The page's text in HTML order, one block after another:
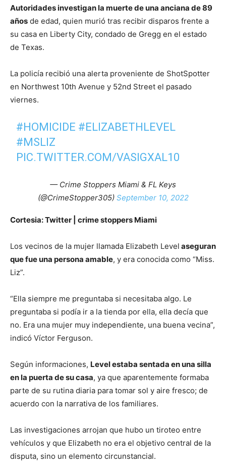
Autoridades investigan la muerte de una anciana de 89
años de edad, quien murió tras recibir disparos frente a
su casa en Liberty City, condado de Gregg en el estado
de Texas.
La policía recibió una alerta proveniente de ShotSpotter
en Northwest 10th Avenue y 52nd Street el pasado
viernes.
#HOMICIDE #ELIZABETHLEVEL
#MSLIZ
PIC.TWITTER.COM/VASIGXAL10
— Crime Stoppers Miami & FL Keys
(@CrimeStopper305) September 10, 2022
Cortesia: Twitter | crime stoppers Miami
Los vecinos de la mujer llamada Elizabeth Level aseguran
que fue una persona amable, y era conocida como “Miss.
Liz”.
“Ella siempre me preguntaba si necesitaba algo. Le
preguntaba si podía ir a la tienda por ella, ella decía que
no. Era una mujer muy independiente, una buena vecina”,
indicó Víctor Ferguson.
Según informaciones, Level estaba sentada en una silla
en la puerta de su casa, ya que aparentemente formaba
parte de su rutina diaria para tomar sol y aire fresco; de
acuerdo con la narrativa de los familiares.
Las investigaciones arrojan que hubo un tiroteo entre
vehículos y que Elizabeth no era el objetivo central de la
disputa, sino un elemento circunstancial.